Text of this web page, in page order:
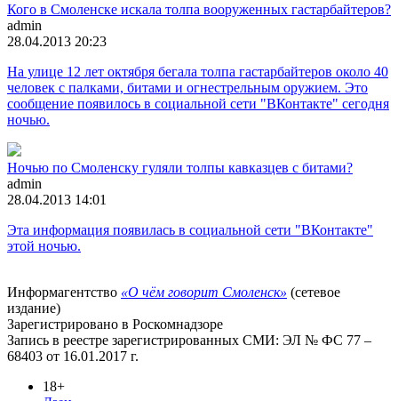
Кого в Смоленске искала толпа вооруженных гастарбайтеров?
admin
28.04.2013 20:23
На улице 12 лет октября бегала толпа гастарбайтеров около 40
человек с палками, битами и огнестрельным оружием. Это
сообщение появилось в социальной сети "ВКонтакте" сегодня
ночью.
Ночью по Смоленску гуляли толпы кавказцев с битами?
admin
28.04.2013 14:01
Эта информация появилась в социальной сети "ВКонтакте"
этой ночью.
Информагентство «О чём говорит Смоленск» (сетевое
издание)
Зарегистрировано в Роскомнадзоре
Запись в реестре зарегистрированных СМИ: ЭЛ № ФС 77 –
68403 от 16.01.2017 г.
18+